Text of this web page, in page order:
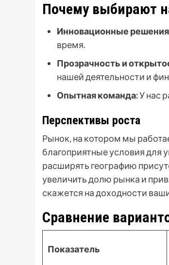
Почему выбирают
Инновационные
время.
Прозрачность и
нашей деятельности и
Опытная команда:У нас
Перспективы роста
Рынок, на котором мы
благоприятные условия для
расширять географию
увеличить долю рынка и
скажется на доходности
Сравнение
Показатель